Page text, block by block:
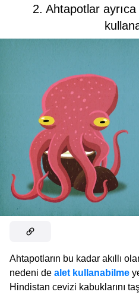
2. Ahtapotlar
Ahtapotların bu kadar akıllı
nedeni de alet kullanabilme
Hindistan cevizi kabuklarını